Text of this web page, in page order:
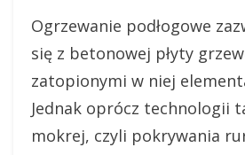
Ogrzewanie podłogowe
się z betonowej płyty
zatopionymi w niej
Jednak oprócz technologii
mokrej, czyli pokrywania